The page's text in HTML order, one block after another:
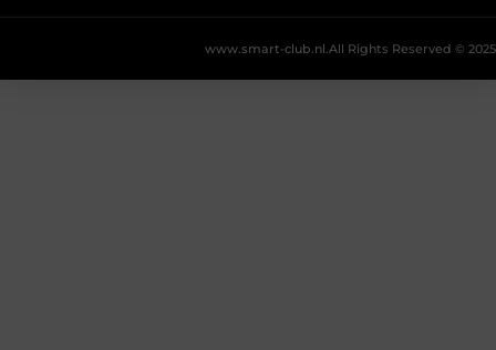
All Rights Reserved © 2025
www.smart-club.nl.